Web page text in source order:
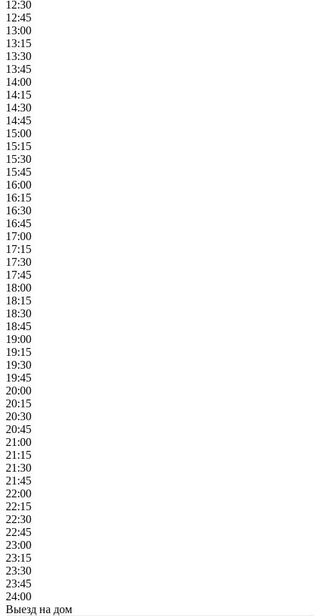
12:30
12:45
13:00
13:15
13:30
13:45
14:00
14:15
14:30
14:45
15:00
15:15
15:30
15:45
16:00
16:15
16:30
16:45
17:00
17:15
17:30
17:45
18:00
18:15
18:30
18:45
19:00
19:15
19:30
19:45
20:00
20:15
20:30
20:45
21:00
21:15
21:30
21:45
22:00
22:15
22:30
22:45
23:00
23:15
23:30
23:45
24:00
Выезд на дом